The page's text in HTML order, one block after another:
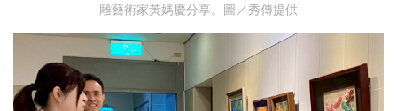
雕藝術家黃媽慶分享。圖／秀傳提供